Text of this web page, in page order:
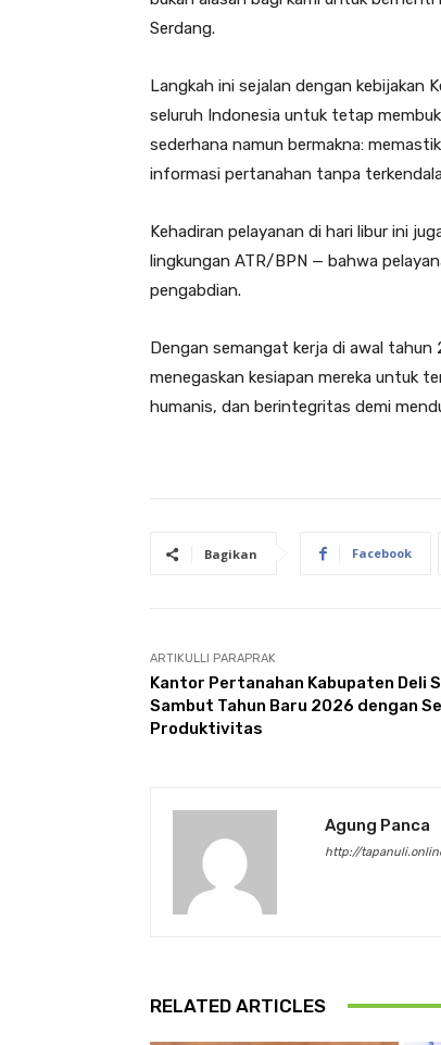
Serdang.
Langkah ini sejalan dengan kebijakan
seluruh Indonesia untuk tetap
sederhana namun bermakna:
informasi pertanahan tanpa
Kehadiran pelayanan di hari libur ini
lingkungan ATR/BPN — bahwa
pengabdian.
Dengan semangat kerja di awal
menegaskan kesiapan mereka untuk
humanis, dan berintegritas demi
Bagikan Facebook
ARTIKULLI PARAPRAK
Kantor Pertanahan Kabupaten Deli
Sambut Tahun Baru 2026 dengan
Produktivitas
Agung Panca
http://
RELATED ARTICLES